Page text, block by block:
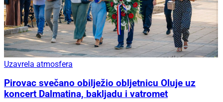
Uzavrela atmosfera
Pirovac svečano obilježio obljetnicu Oluje uz
koncert Dalmatina, bakljadu i vatromet